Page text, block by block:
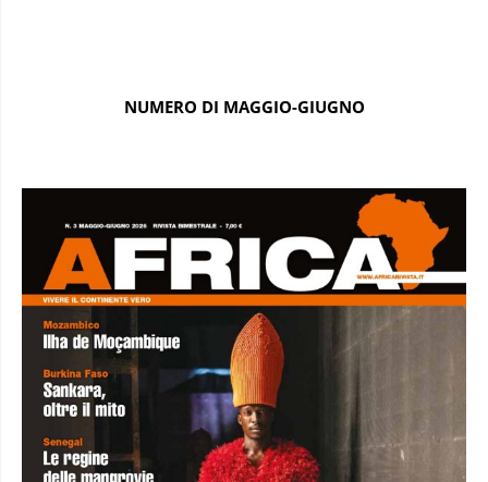
NUMERO DI MAGGIO-GIUGNO